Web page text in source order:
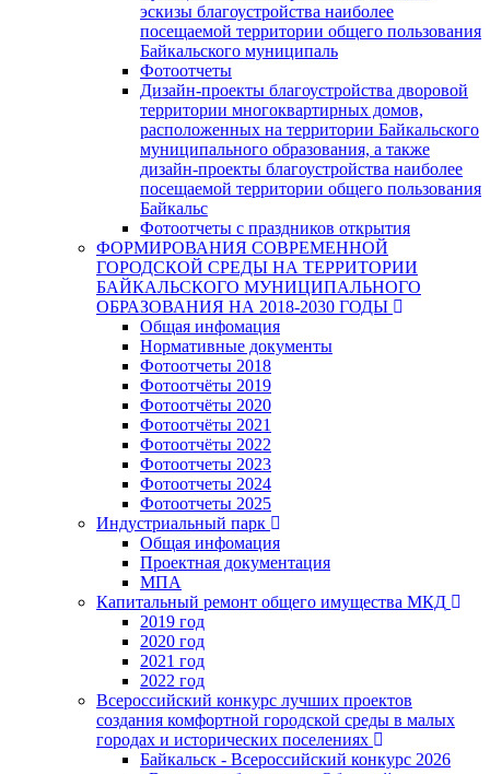
эскизы благоустройства наиболее
посещаемой территории общего пользования
Байкальского муниципаль
Фотоотчеты
Дизайн-проекты благоустройства дворовой
территории многоквартирных домов,
расположенных на территории Байкальского
муниципального образования, а также
дизайн-проекты благоустройства наиболее
посещаемой территории общего пользования
Байкальс
Фотоотчеты с праздников открытия
ФОРМИРОВАНИЯ СОВРЕМЕННОЙ
ГОРОДСКОЙ СРЕДЫ НА ТЕРРИТОРИИ
БАЙКАЛЬСКОГО МУНИЦИПАЛЬНОГО
ОБРАЗОВАНИЯ НА 2018-2030 ГОДЫ
Общая инфомация
Нормативные документы
Фотоотчеты 2018
Фотоотчёты 2019
Фотоотчёты 2020
Фотоотчёты 2021
Фотоотчёты 2022
Фотоотчеты 2023
Фотоотчеты 2024
Фотоотчеты 2025
Индустриальный парк
Общая инфомация
Проектная документация
МПА
Капитальный ремонт общего имущества МКД
2019 год
2020 год
2021 год
2022 год
Всероссийский конкурс лучших проектов
создания комфортной городской среды в малых
городах и исторических поселениях
Байкальск - Всероссийский конкурс 2026